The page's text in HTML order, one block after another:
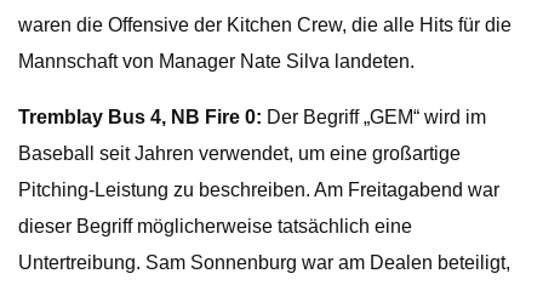
waren die Offensive der Kitchen Crew, die alle Hits für die
Mannschaft von Manager Nate Silva landeten.
Tremblay Bus 4, NB Fire 0: Der Begriff „GEM“ wird im
Baseball seit Jahren verwendet, um eine großartige
Pitching-Leistung zu beschreiben. Am Freitagabend war
dieser Begriff möglicherweise tatsächlich eine
Untertreibung. Sam Sonnenburg war am Dealen beteiligt,